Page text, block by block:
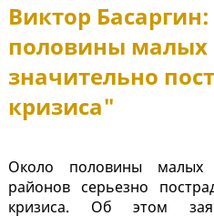
Виктор
половины малых
значительно
кризиса"
Около половины малых
районов серьезно
кризиса. Об этом